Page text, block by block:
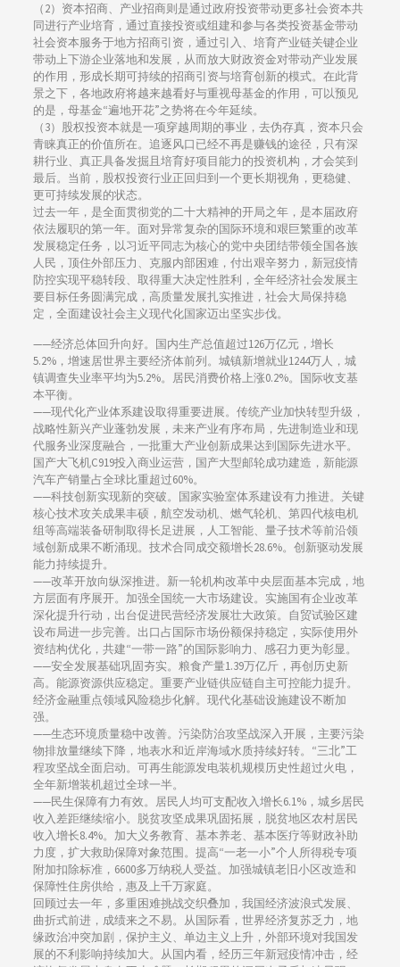
（2）资本招商、产业招商则是通过政府投资带动更多社会资本共
同进行产业培育，通过直接投资或组建和参与各类投资基金带动
社会资本服务于地方招商引资，通过引入、培育产业链关键企业
带动上下游企业落地和发展，从而放大财政资金对带动产业发展
的作用，形成长期可持续的招商引资与培育创新的模式。在此背
景之下，各地政府将越来越看好与重视母基金的作用，可以预见
的是，母基金“遍地开花”之势将在今年延续。
（3）股权投资本就是一项穿越周期的事业，去伪存真，资本只会
青睐真正的价值所在。追逐风口已经不再是赚钱的途径，只有深
耕行业、真正具备发掘且培育好项目能力的投资机构，才会笑到
最后。当前，股权投资行业正回归到一个更长期视角，更稳健、
更可持续发展的状态。
过去一年，是全面贯彻党的二十大精神的开局之年，是本届政府
依法履职的第一年。面对异常复杂的国际环境和艰巨繁重的改革
发展稳定任务，以习近平同志为核心的党中央团结带领全国各族
人民，顶住外部压力、克服内部困难，付出艰辛努力，新冠疫情
防控实现平稳转段、取得重大决定性胜利，全年经济社会发展主
要目标任务圆满完成，高质量发展扎实推进，社会大局保持稳
定，全面建设社会主义现代化国家迈出坚实步伐。
——经济总体回升向好。国内生产总值超过126万亿元，增长
5.2%，增速居世界主要经济体前列。城镇新增就业1244万人，城
镇调查失业率平均为5.2%。居民消费价格上涨0.2%。国际收支基
本平衡。
——现代化产业体系建设取得重要进展。传统产业加快转型升级，
战略性新兴产业蓬勃发展，未来产业有序布局，先进制造业和现
代服务业深度融合，一批重大产业创新成果达到国际先进水平。
国产大飞机C919投入商业运营，国产大型邮轮成功建造，新能源
汽车产销量占全球比重超过60%。
——科技创新实现新的突破。国家实验室体系建设有力推进。关键
核心技术攻关成果丰硕，航空发动机、燃气轮机、第四代核电机
组等高端装备研制取得长足进展，人工智能、量子技术等前沿领
域创新成果不断涌现。技术合同成交额增长28.6%。创新驱动发展
能力持续提升。
——改革开放向纵深推进。新一轮机构改革中央层面基本完成，地
方层面有序展开。加强全国统一大市场建设。实施国有企业改革
深化提升行动，出台促进民营经济发展壮大政策。自贸试验区建
设布局进一步完善。出口占国际市场份额保持稳定，实际使用外
资结构优化，共建“一带一路”的国际影响力、感召力更为彰显。
——安全发展基础巩固夯实。粮食产量1.39万亿斤，再创历史新
高。能源资源供应稳定。重要产业链供应链自主可控能力提升。
经济金融重点领域风险稳步化解。现代化基础设施建设不断加
强。
——生态环境质量稳中改善。污染防治攻坚战深入开展，主要污染
物排放量继续下降，地表水和近岸海域水质持续好转。“三北”工
程攻坚战全面启动。可再生能源发电装机规模历史性超过火电，
全年新增装机超过全球一半。
——民生保障有力有效。居民人均可支配收入增长6.1%，城乡居民
收入差距继续缩小。脱贫攻坚成果巩固拓展，脱贫地区农村居民
收入增长8.4%。加大义务教育、基本养老、基本医疗等财政补助
力度，扩大救助保障对象范围。提高“一老一小”个人所得税专项
附加扣除标准，6600多万纳税人受益。加强城镇老旧小区改造和
保障性住房供给，惠及上千万家庭。
回顾过去一年，多重困难挑战交织叠加，我国经济波浪式发展、
曲折式前进，成绩来之不易。从国际看，世界经济复苏乏力，地
缘政治冲突加剧，保护主义、单边主义上升，外部环境对我国发
展的不利影响持续加大。从国内看，经历三年新冠疫情冲击，经